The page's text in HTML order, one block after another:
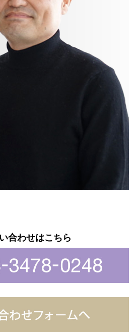
合わせはこちら